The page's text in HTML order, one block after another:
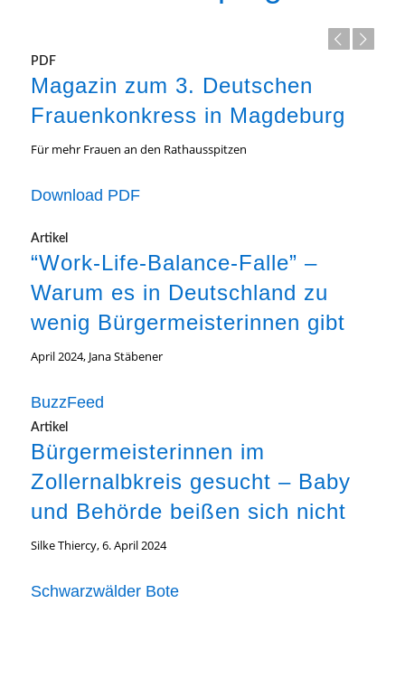
PDF
Magazin zum 3. Deutschen
Frauenkonkress in Magdeburg
Für mehr Frauen an den Rathausspitzen
Download PDF
Artikel
“Work-Life-Balance-Falle” –
Warum es in Deutschland zu
wenig Bürgermeisterinnen gibt
April 2024, Jana Stäbener
BuzzFeed
Artikel
Bürgermeisterinnen im
Zollernalbkreis gesucht – Baby
und Behörde beißen sich nicht
Silke Thiercy, 6. April 2024
Schwarzwälder Bote